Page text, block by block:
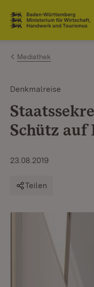
Zum Inhalt
Link zur Startseite
Mediathek
Denkmalreise
Schütz auf
23.08.2019
Teilen